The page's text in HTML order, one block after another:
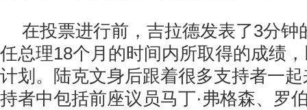
在投票进行前，吉拉德发表了3分钟
任总理18个月的时间内所取得的成绩
计划。陆克文身后跟着很多支持者一
持者中包括前座议员马丁·弗格森、罗